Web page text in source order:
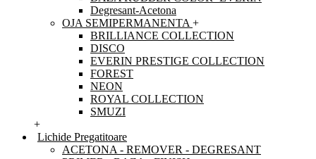
Degresant-Acetona
OJA SEMIPERMANENTA +
BRILLIANCE COLLECTION
DISCO
EVERIN PRESTIGE COLLECTION
FOREST
NEON
ROYAL COLLECTION
SMUZI
+
Lichide Pregatitoare
ACETONA - REMOVER - DEGRESANT